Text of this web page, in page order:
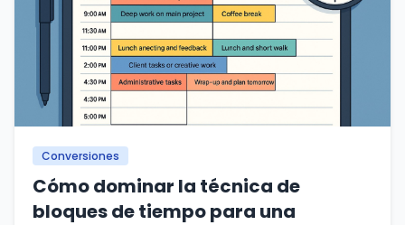
Conversiones
Cómo dominar la técnica de
bloques de tiempo para una